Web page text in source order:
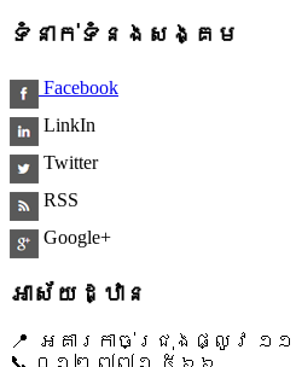
ទំនាក់ទំនងសង្គម
Facebook
LinkIn
Twitter
RSS
Google+
អាស័យដ្ឋាន
📍 អគារកាច់ជ្រុងផ្លូវ ១
📞 ​០១២ ៧៧១ ៥៦៦